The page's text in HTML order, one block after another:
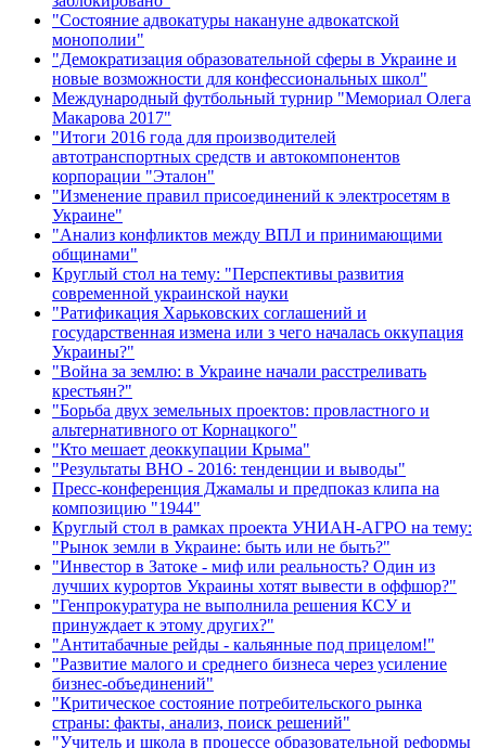
"Состояние адвокатуры накануне адвокатской
монополии"
"Демократизация образовательной сферы в Украине и
новые возможности для конфессиональных школ"
Международный футбольный турнир "Мемориал Олега
Макарова 2017"
"Итоги 2016 года для производителей
автотранспортных средств и автокомпонентов
корпорации "Эталон"
"Изменение правил присоединений к электросетям в
Украине"
"Анализ конфликтов между ВПЛ и принимающими
общинами"
Круглый стол на тему: "Перспективы развития
современной украинской науки
"Ратификация Харьковских соглашений и
государственная измена или з чего началась оккупация
Украины?"
"Война за землю: в Украине начали расстреливать
крестьян?"
"Борьба двух земельных проектов: провластного и
альтернативного от Корнацкого"
"Кто мешает деоккупации Крыма"
"Результаты ВНО - 2016: тенденции и выводы"
Пресс-конференция Джамалы и предпоказ клипа на
композицию "1944"
Круглый стол в рамках проекта УНИАН-АГРО на тему:
"Рынок земли в Украине: быть или не быть?"
"Инвестор в Затоке - миф или реальность? Один из
лучших курортов Украины хотят вывести в оффшор?"
"Генпрокуратура не выполнила решения КСУ и
принуждает к этому других?"
"Антитабачные рейды - кальянные под прицелом!"
"Развитие малого и среднего бизнеса через усиление
бизнес-объединений"
"Критическое состояние потребительского рынка
страны: факты, анализ, поиск решений"
"Учитель и школа в процессе образовательной реформы